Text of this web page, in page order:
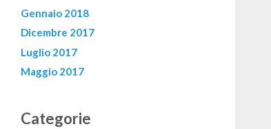
Gennaio 2018
Dicembre 2017
Luglio 2017
Maggio 2017
Categorie